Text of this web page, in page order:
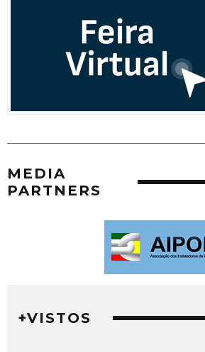
MEDIA
PARTNERS
+VISTOS